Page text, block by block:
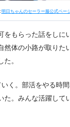
明日ちゃんのセーラー服公式ペー
をもらった話をしに
然体の小路が取りた
。
く。部活をやる時
た。みんな活躍して